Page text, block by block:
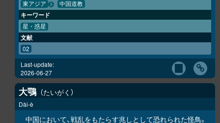
東アジア 中国道教
キーワード
星・惑星
文献
02
Last-update:
2026-06-27
大鶚 たいがく
Dài-è
中国において、戦乱をもたらす兆しとして恐れられた怪鳥。